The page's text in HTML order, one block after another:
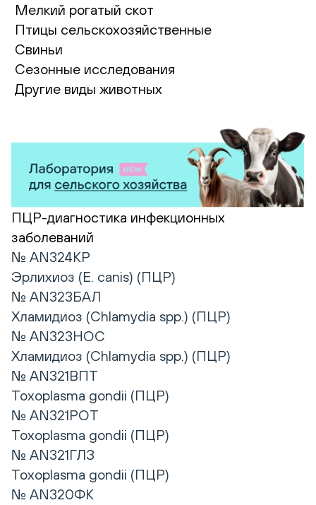
Мелкий рогатый скот
Птицы сельскохозяйственные
Свиньи
Сезонные исследования
Другие виды животных
ПЦР-диагностика инфекционных
заболеваний
№ AN324КР
Эрлихиоз (E. canis) (ПЦР)
№ AN323БАЛ
Хламидиоз (Chlamydia spp.) (ПЦР)
№ AN323НОС
Хламидиоз (Chlamydia spp.) (ПЦР)
№ AN321ВПТ
Toxoplasma gondii (ПЦР)
№ AN321РОТ
Toxoplasma gondii (ПЦР)
№ AN321ГЛЗ
Toxoplasma gondii (ПЦР)
№ AN320ФК